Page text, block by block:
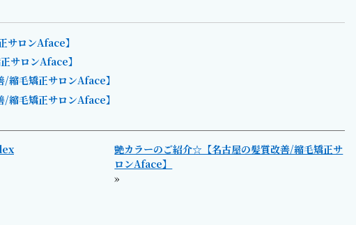
サロンAface】
サロンAface】
/縮毛矯正サロンAface】
/縮毛矯正サロンAface】
艶カラーのご紹介☆【名古屋の髪質改善/縮毛矯正サ
ロンAface】
»